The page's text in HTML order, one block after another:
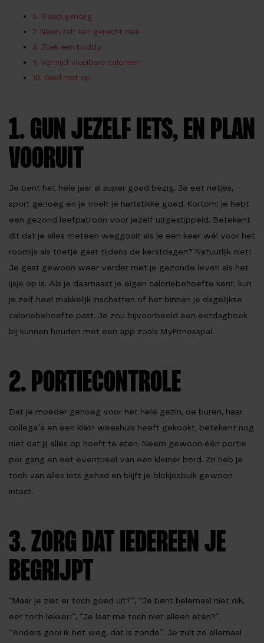
6. Slaap genoeg
7. Neem zelf een gerecht mee
8. Zoek een buddy
9. Vermijd vloeibare calorieën
10. Geef niet op
1. GUN JEZELF IETS, EN PLAN
VOORUIT
Je bent het hele jaar al super goed bezig. Je eet netjes,
sport genoeg en je voelt je hartstikke goed. Kortom: je hebt
een gezond leefpatroon voor jezelf uitgestippeld. Betekent
dit dat je alles meteen weggooit als je een keer wél voor het
roomijs als toetje gaat tijdens de kerstdagen? Natuurlijk niet!
Je gaat gewoon weer verder met je gezonde leven als het
ijsje op is. Als je daarnaast je eigen caloriebehoefte kent, kun
je zelf heel makkelijk inschatten of het binnen je dagelijkse
caloriebehoefte past. Je zou bijvoorbeeld een eetdagboek
bij kunnen houden met een app zoals MyFitnesspal.
2. PORTIECONTROLE
Dat je moeder genoeg voor het hele gezin, de buren, haar
collega’s en een klein weeshuis heeft gekookt, betekent nog
niet dat jij alles op hoeft te eten. Neem gewoon één portie
per gang en eet eventueel van een kleiner bord. Zo heb je
toch van alles iets gehad en blijft je blokjesbuik gewoon
intact.
3. ZORG DAT IEDEREEN JE
BEGRIJPT
“Maar je ziet er toch goed uit?”, “Je bent helemaal niet dik,
eet toch lekker!”, “Je laat me toch niet alleen eten?”,
“Anders gooi ik het weg, dat is zonde”. Je zult ze allemaal